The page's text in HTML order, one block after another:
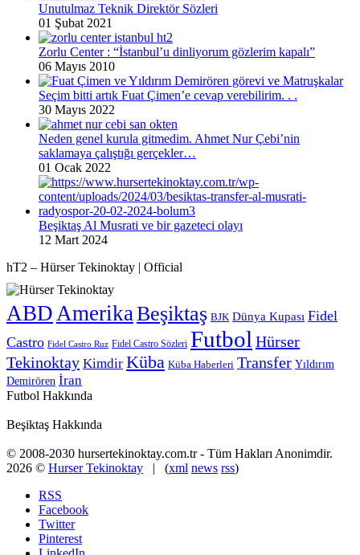
Unutulmaz Teknik Direktör Sözleri
01 Şubat 2021
Zorlu Center : “İstanbul’u dinliyorum gözlerim kapalı”
06 Mayıs 2010
Seçim bitti artık Fuat Çimen’e cevap verebilirim. . .
30 Mayıs 2022
Neden genel kurula gitmedim. Ahmet Nur Çebi’nin
saklamaya çalıştığı gerçekler…
01 Ocak 2022
Beşiktaş Al Musrati ve bir gazeteci olayı
12 Mart 2024
hT2 – Hürser Tekinoktay | Official
ABD Amerika Beşiktaş BJK Dünya Kupası Fidel
Castro Fidel Castro Ruz Fidel Castro Sözleri Futbol Hürser
Tekinoktay Kimdir Küba Küba Haberleri Transfer Yıldırım
Demirören İran
Futbol Hakkında
Beşiktaş Hakkında
© 2008-2030 hursertekinoktay.com.tr - Tüm Hakları Anonimdir.
2026 © Hurser Tekinoktay | (xml news rss)
RSS
Facebook
Twitter
Pinterest